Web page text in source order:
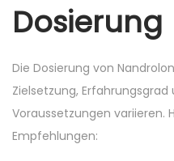
Dosierung
Die Dosierung von
Zielsetzung,
Voraussetzungen variieren.
Empfehlungen: